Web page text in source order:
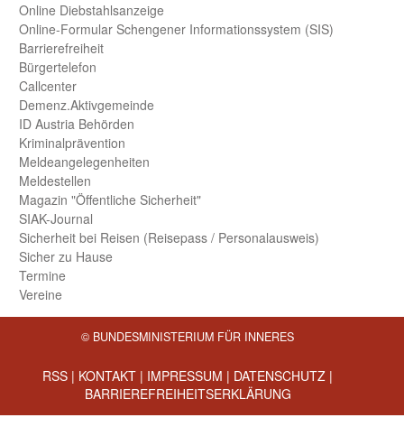
Online Diebstahls­anzeige
Online-Formular Schengener Informationssystem (SIS)
Barriere­freiheit
Bürger­telefon
Call­center
Demenz.Aktiv­gemeinde
ID Austria Behörden
Kriminal­prävention
Melde­an­ge­le­gen­heiten
Meld­estellen
Magazin "Öffentliche Sicherheit"
SIAK-Journal
Sicherheit bei Reisen (Reise­pass / Personal­ausweis)
Sicher zu Hause
Termine
Vereine
© BUNDESMINISTERIUM FÜR INNERES
RSS | KONTAKT | IMPRESSUM | DATENSCHUTZ |
BARRIEREFREIHEITSERKLÄRUNG